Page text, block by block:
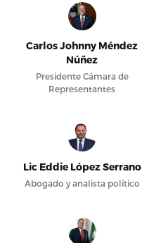
Carlos Johnny Méndez
Núñez
Presidente Cámara de
Representantes
Lic Eddie López Serrano
Abogado y analista político